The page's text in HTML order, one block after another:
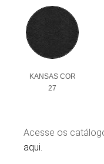
KANSAS COR
27
Acesse os
aqui.